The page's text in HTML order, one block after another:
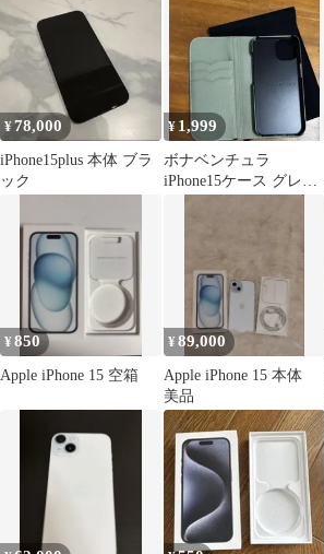
¥78,000
iPhone15plus 本体 ブラ
ック
¥ 1,999
ボナベンチュラ
iPhone15ケース グレー
¥850
Apple iPhone 15 空箱
¥89,000
Apple iPhone 15 本体
美品